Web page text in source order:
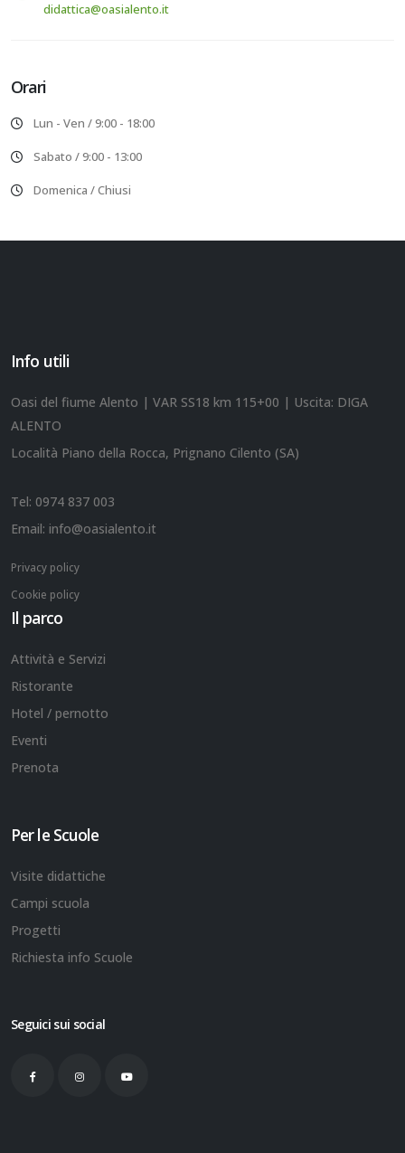
didattica@oasialento.it
Orari
Lun - Ven / 9:00 - 18:00
Sabato / 9:00 - 13:00
Domenica / Chiusi
Info utili
Oasi del fiume Alento | VAR SS18 km 115+00 | Uscita: DIGA
ALENTO
Località Piano della Rocca, Prignano Cilento (SA)
Tel: 0974 837 003
Email: info@oasialento.it
Privacy policy
Cookie policy
Il parco
Attività e Servizi
Ristorante
Hotel / pernotto
Eventi
Prenota
Per le Scuole
Visite didattiche
Campi scuola
Progetti
Richiesta info Scuole
Seguici sui social